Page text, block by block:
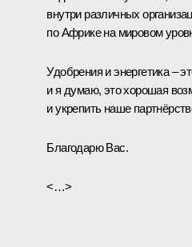
внутри различных
по Африке на мировом
Удобрения и энергетика –
и я думаю, это хорошая
и укрепить наше
Благодарю Вас.
<…>